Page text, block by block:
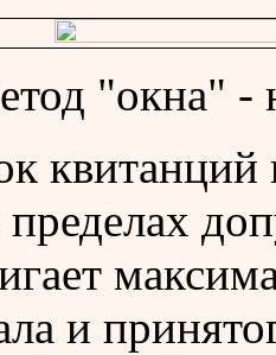
"окна" -
квитанций
и